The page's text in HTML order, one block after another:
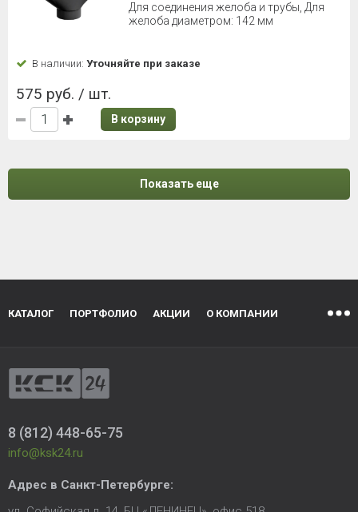
Для соединения желоба и трубы, Для
желоба диаметром: 142 мм
В наличии: Уточняйте при заказе
575 руб. / шт.
В корзину
Показать еще
КАТАЛОГ ПОРТФОЛИО АКЦИИ О КОМПАНИИ
8 (812) 448-65-75
info@ksk24.ru
Адрес в Санкт-Петербурге: